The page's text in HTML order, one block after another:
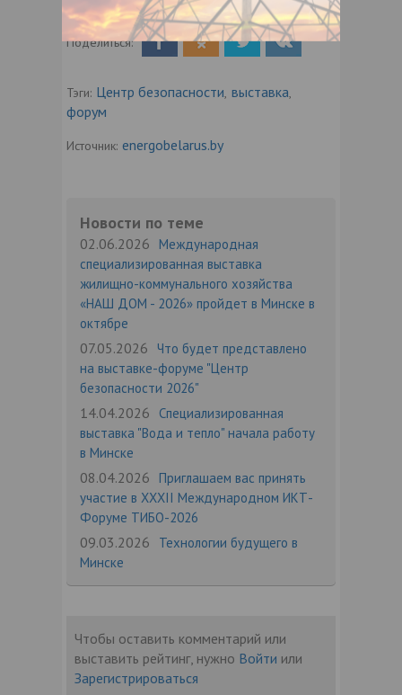
Дата публикации:02.06.2026 10110
Поделиться:
Тэги: Центр безопасности выставка
форум
Источник: energobelarus.by
Новости по теме
02.06.2026 Международная
специализированная выставка
жилищно-коммунального хозяйства
«НАШ ДОМ - 2026» пройдет в Минске в
октябре
07.05.2026 Что будет представлено
на выставке-форуме "Центр
безопасности 2026"
14.04.2026
Специализированная
выставка "Вода и тепло" начала работу
в Минске
08.04.2026 Приглашаем вас принять
участие в XXXII Международном ИКТ-
Форуме ТИБО-2026
09.03.2026
Технологии будущего в
Минске
Чтобы оставить комментарий или
выставить рейтинг, нужно Войти или
Зарегистрироваться